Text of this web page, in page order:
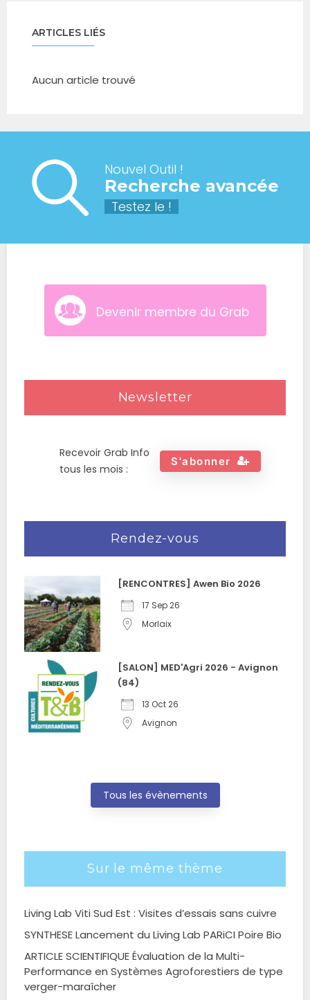
ARTICLES LIÉS
Aucun article trouvé
Nouvel Outil !
Recherche avancée
Testez le !
Devenir membre du Grab
Newsletter
Recevoir Grab Info
tous les mois :
S'abonner
Rendez-vous
[RENCONTRES] Awen Bio 2026
17 Sep 26
Morlaix
[SALON] MED'Agri 2026 - Avignon
(84)
13 Oct 26
Avignon
Tous les évènements
Sur le même thème
Living Lab Viti Sud Est : Visites d’essais sans cuivre
SYNTHESE Lancement du Living Lab PARiCI Poire Bio
ARTICLE SCIENTIFIQUE Évaluation de la Multi-
Performance en Systèmes Agroforestiers de type
verger-maraîcher